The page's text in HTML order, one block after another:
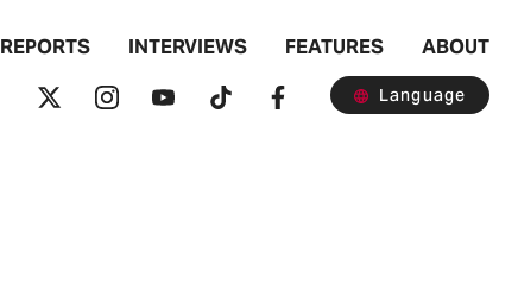
REPORTS INTERVIEWS FEATURES ABOUT
Language